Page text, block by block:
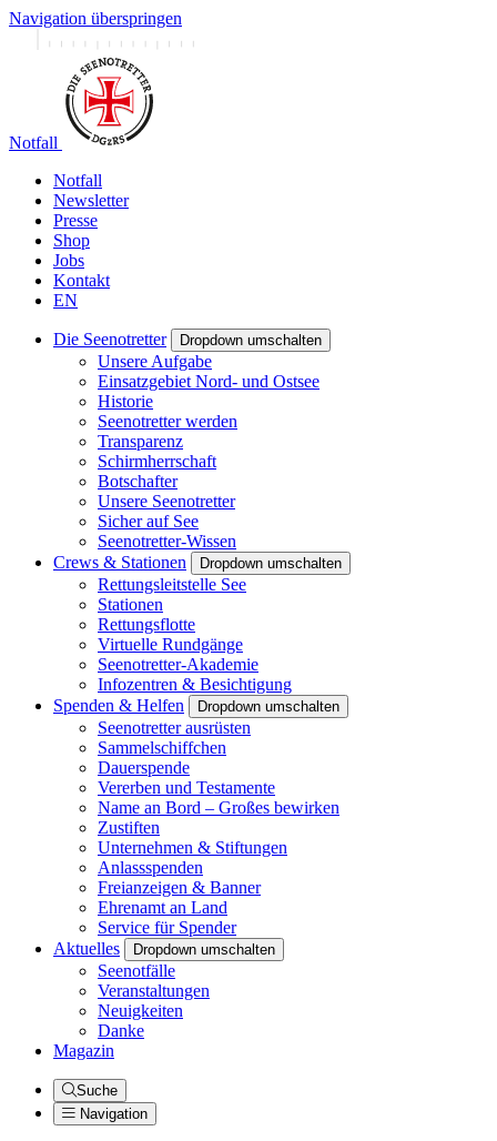
Navigation überspringen
Notfall
Notfall
Newsletter
Presse
Shop
Jobs
Kontakt
EN
Die Seenotretter Dropdown umschalten
Unsere Aufgabe
Einsatzgebiet Nord- und Ostsee
Historie
Seenotretter werden
Transparenz
Schirmherrschaft
Botschafter
Unsere Seenotretter
Sicher auf See
Seenotretter-Wissen
Crews & Stationen
Dropdown umschalten
Rettungsleitstelle See
Stationen
Rettungsflotte
Virtuelle Rundgänge
Seenotretter-Akademie
Infozentren & Besichtigung
Spenden & Helfen
Dropdown umschalten
Seenotretter ausrüsten
Sammelschiffchen
Dauerspende
Vererben und Testamente
Name an Bord – Großes bewirken
Zustiften
Unternehmen & Stiftungen
Anlassspenden
Freianzeigen & Banner
Ehrenamt an Land
Service für Spender
Aktuelles
Dropdown umschalten
Seenotfälle
Veranstaltungen
Neuigkeiten
Danke
Magazin
Suche
Navigation